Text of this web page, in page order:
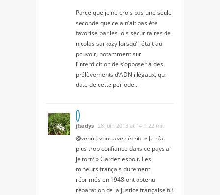
Parce que je ne crois pas une seule
seconde que cela n’ait pas été
favorisé par les lois sécuritaires de
nicolas sarkozy lorsqu’il était au
pouvoir, notamment sur
l’interdicition de s’opposer à des
prélèvements d’ADN illégaux, qui
date de cette période…
jfsadys 28 juin 2013 at 14 h 22 min
@venot, vous avez écrit: » Je n’ai
plus trop confiance dans ce pays ai
je tort? » Gardez espoir. Les
mineurs français durement
réprimés en 1948 ont obtenu
réparation de la justice française 63